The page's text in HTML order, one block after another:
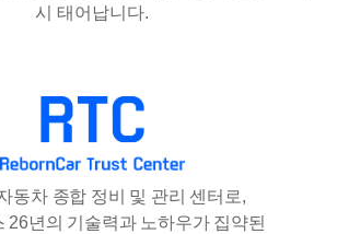
시 태어납니다.
동차 종합 정비 및 관리 센터로,
26년의 기술력과 노하우가 집약된